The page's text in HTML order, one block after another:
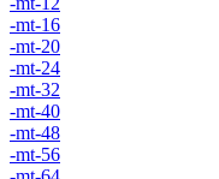
-mt-16
-mt-20
-mt-24
-mt-32
-mt-40
-mt-48
-mt-56